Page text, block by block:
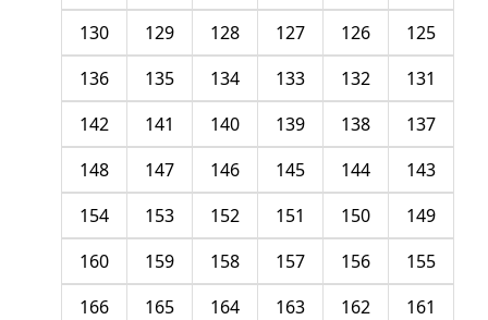
125
126
127
128
129
130
131
132
133
134
135
136
137
138
139
140
141
142
143
144
145
146
147
148
149
150
151
152
153
154
155
156
157
158
159
160
161
162
163
164
165
166